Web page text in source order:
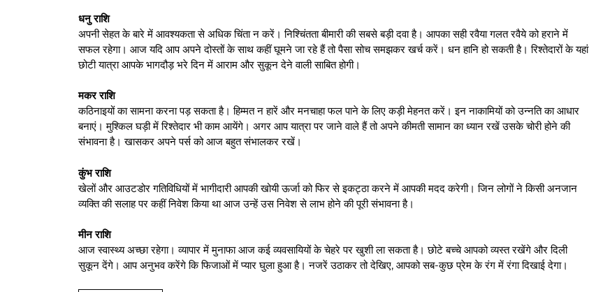
धनु राशि
अपनी सेहत के बारे में आवश्यकता से अधिक चिंता न करें। निश्चिंतता बीमारी की सबसे बड़ी दवा है। आपका सही रवैया गलत रवैये को हराने में
सफल रहेगा। आज यदि आप अपने दोस्तों के साथ कहीं घूमने जा रहे हैं तो पैसा सोच समझकर खर्च करें। धन हानि हो सकती है। रिश्तेदारों के यहां
छोटी यात्रा आपके भागदौड़ भरे दिन में आराम और सुकून देने वाली साबित होगी।
मकर राशि
कठिनाइयों का सामना करना पड़ सकता है। हिम्मत न हारें और मनचाहा फल पाने के लिए कड़ी मेहनत करें। इन नाकामियों को उन्नति का आधार
बनाएं। मुश्किल घड़ी में रिश्तेदार भी काम आयेंगे। अगर आप यात्रा पर जाने वाले हैं तो अपने कीमती सामान का ध्यान रखें उसके चोरी होने की
संभावना है। खासकर अपने पर्स को आज बहुत संभालकर रखें।
कुंभ राशि
खेलों और आउटडोर गतिविधियों में भागीदारी आपकी खोयी ऊर्जा को फिर से इकट्ठा करने में आपकी मदद करेगी। जिन लोगों ने किसी अनजान
व्यक्ति की सलाह पर कहीं निवेश किया था आज उन्हें उस निवेश से लाभ होने की पूरी संभावना है।
मीन राशि
आज स्वास्थ्य अच्छा रहेगा। व्यापार में मुनाफा आज कई व्यवसायियों के चेहरे पर खुशी ला सकता है। छोटे बच्चे आपको व्यस्त रखेंगे और दिली
सुकून देंगे। आप अनुभव करेंगे कि फिजाओं में प्यार घुला हुआ है। नजरें उठाकर तो देखिए, आपको सब-कुछ प्रेम के रंग में रंगा दिखाई देगा।